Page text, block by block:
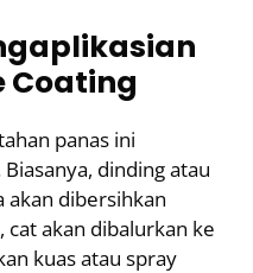
Coating
panas ini
dinding atau
akan dibersihkan
akan dibalurkan ke
kuas atau spray